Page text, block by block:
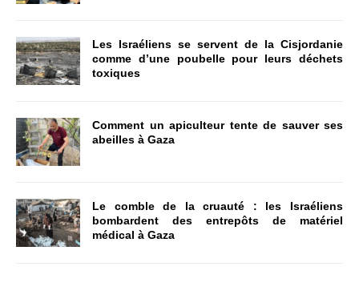
Les Israéliens se servent de la Cisjordanie
comme d’une poubelle pour leurs déchets
toxiques
Comment un apiculteur tente de sauver ses
abeilles à Gaza
Le comble de la cruauté : les Israéliens
bombardent des entrepôts de matériel
médical à Gaza